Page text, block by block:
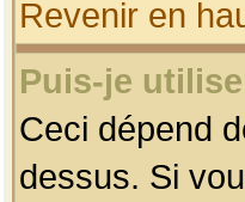
Revenir en
Puis-je
Ceci dépend
dessus. Si